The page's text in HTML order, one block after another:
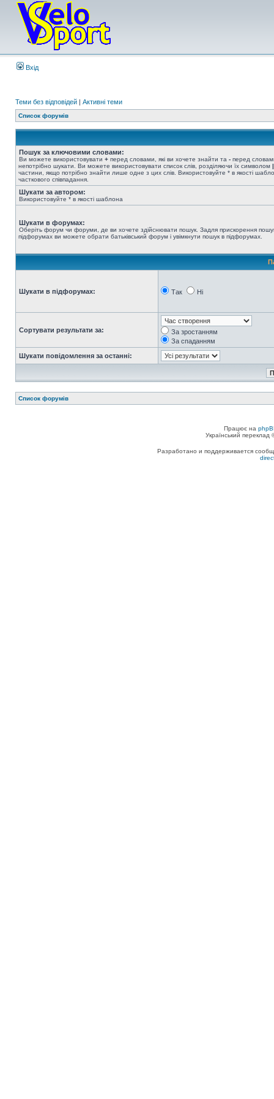
Вхід
Теми без відповідей | Активні теми
Список форумів
Пошук за ключовими словами:
Ви можете використовувати + перед словами, які ви хочете знайти та - перед
непотрібно шукати. Ви можете використовувати список слів, розділяючи їх символом |
частини, якщо потрібно знайти лише одне з цих слів. Використовуйте * в якості
часткового співпадання.
Шукати за автором:
Використовуйте * в якості шаблона
Шукати в форумах:
Оберіть форум чи форуми, де ви хочете здійснювати пошук. Задля прискорення
підфорумах ви можете обрати батьківський форум і увімкнути пошук в підфорумах.
Шукати в підфорумах: Так Ні
Сортувати результати за:
За зростанням
За спаданням
Шукати повідомлення за останні:
Список форумів
Працює на
Український
Разработано и поддерживается